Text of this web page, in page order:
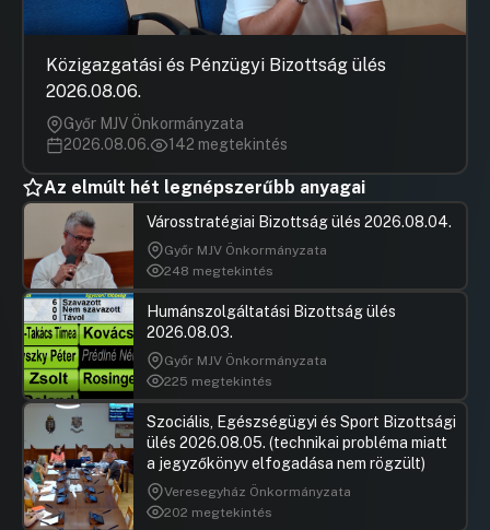
Közigazgatási és Pénzügyi Bizottság ülés
2026.08.06.
Győr MJV Önkormányzata
2026.08.06.
142 megtekintés
Az elmúlt hét legnépszerűbb anyagai
Városstratégiai Bizottság ülés 2026.08.04.
Győr MJV Önkormányzata
248 megtekintés
Humánszolgáltatási Bizottság ülés
2026.08.03.
Győr MJV Önkormányzata
225 megtekintés
Szociális, Egészségügyi és Sport Bizottsági
ülés 2026.08.05. (technikai probléma miatt
a jegyzőkönyv elfogadása nem rögzült)
Veresegyház Önkormányzata
202 megtekintés